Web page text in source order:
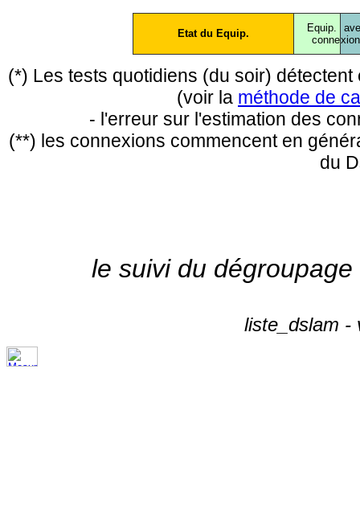
Etat du Equip.
Equip.
conne
(*) Les tests quotidiens (du soir)
(voir la méthode de
- l'erreur sur l'estimation des
(**) les connexions commencent en
du
le suivi du
liste_dslam -